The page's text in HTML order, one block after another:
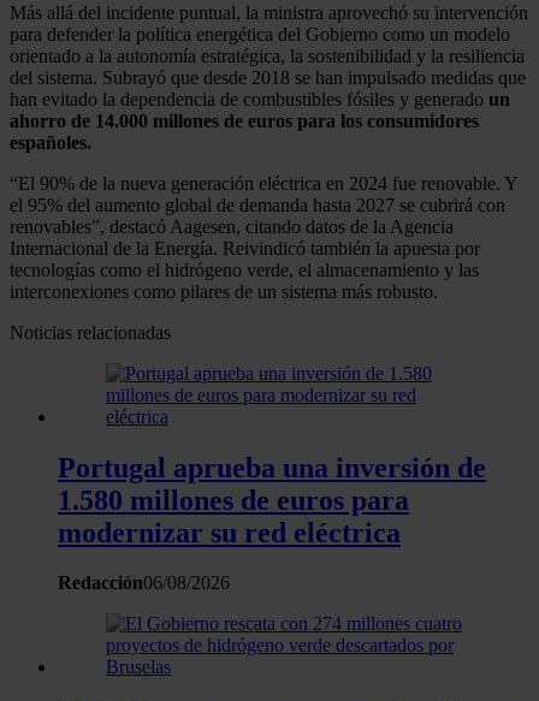
Más allá del incidente puntual, la ministra aprovechó su intervención
para defender la política energética del Gobierno como un modelo
orientado a la autonomía estratégica, la sostenibilidad y la resiliencia
del sistema. Subrayó que desde 2018 se han impulsado medidas que
han evitado la dependencia de combustibles fósiles y generado un
ahorro de 14.000 millones de euros para los consumidores
españoles.
“El 90% de la nueva generación eléctrica en 2024 fue renovable. Y
el 95% del aumento global de demanda hasta 2027 se cubrirá con
renovables”, destacó Aagesen, citando datos de la Agencia
Internacional de la Energía. Reivindicó también la apuesta por
tecnologías como el hidrógeno verde, el almacenamiento y las
interconexiones como pilares de un sistema más robusto.
Noticias relacionadas
Portugal aprueba una inversión de
1.580 millones de euros para
modernizar su red eléctrica
Redacción06/08/2026